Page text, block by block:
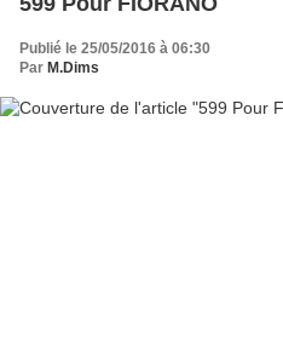
Publié le 25/05/2016 à 06:30
Par M.Dims